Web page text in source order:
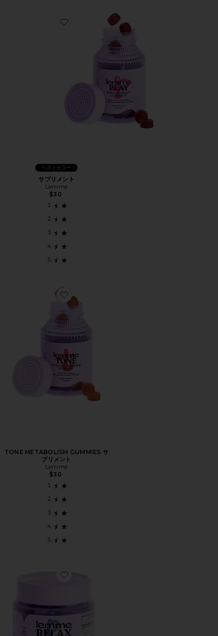
Favorite サプリメント
ベストセラー
サプリメント
Lemme
$30
Favorite TONE METABOLISM GUMMIES サプリメント
TONE METABOLISM GUMMIES サ
プリメント
Lemme
$30
Favorite RELAX MAGNESIUM SOFT CHEWS スリープ